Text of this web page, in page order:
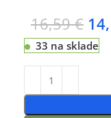
16,59€
33 na sklade